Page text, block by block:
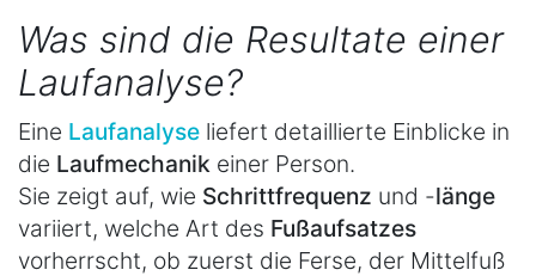
Was sind die Resultate einer
Laufanalyse?
Eine Laufanalyse liefert detaillierte Einblicke in
die Laufmechanik einer Person.
Sie zeigt auf, wie Schrittfrequenz und -länge
variiert, welche Art des Fußaufsatzes
vorherrscht, ob zuerst die Ferse, der Mittelfuß